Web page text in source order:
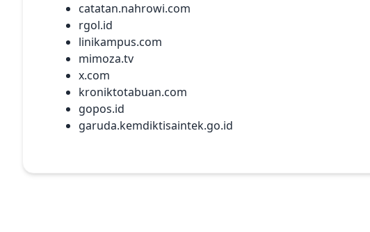
catatan.nahrowi.com
rgol.id
linikampus.com
mimoza.tv
x.com
kroniktotabuan.com
gopos.id
garuda.kemdiktisaintek.go.id